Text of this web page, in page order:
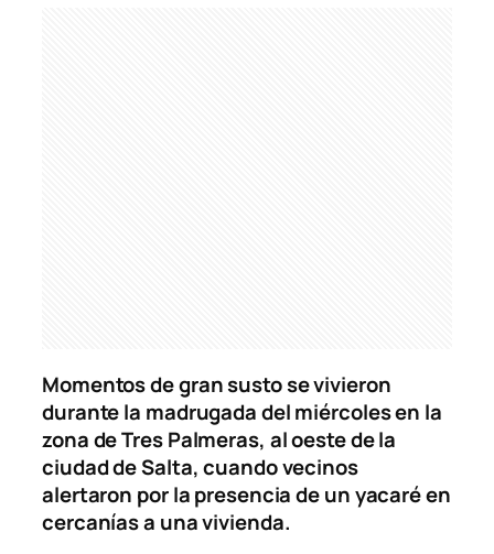
Momentos de gran susto se vivieron
durante la madrugada del miércoles en la
zona de Tres Palmeras, al oeste de la
ciudad de Salta, cuando vecinos
alertaron por la presencia de un yacaré en
cercanías a una vivienda.